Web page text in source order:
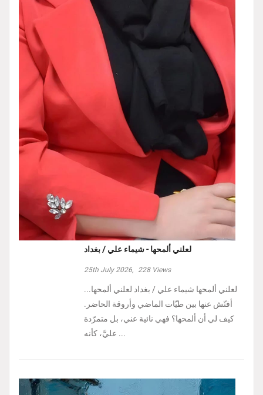
لعلني ألمحها - شيماء علي / بغداد
25th July 2026, 228Views
لعلني ألمحها شيماء علي / بغداد لعلني ألمحها...
أفتّش عنها بين طيّات الماضي وأروقة الحاضر.
كيف لي أن ألمحها؟ فهي نائية عني، بل متمرّدة
عليَّ، كأنه ...